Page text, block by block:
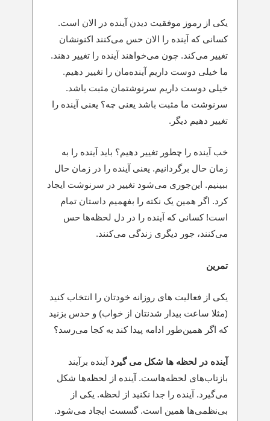
یکی از رموز موفقیت دیدن آینده در الان است.
کسانی که آینده را الان حس می‌کنند اکنونشان
تغییر می‌کند. چون می‌خواهند آینده را تغییر دهند.
ما خیلی دوست داریم آینده‌مان را تغییر دهیم.
خیلی دوست داریم سرنوشتمان مثبت باشد.
سرنوشت ما مثبت باشد یعنی چه؟ یعنی آینده را
تغییر دهیم دیگر.
خب آینده را چطور تغییر دهیم؟ باید آینده را به
زمان حال برگردانیم. یعنی آینده را در زمان حال
ببینیم. این‌جوری می‌شود تغییر در سرنوشت ایجاد
کرد. اگر همین یک نکته را بفهمیم داستان تمام
است! کسانی که آینده را در دل لحظه‌ها حس
می‌کنند، جور دیگری زندگی می‌کنند.
تمرین
یکی از فعالیت های روزانه خودتان را انتخاب کنید
(مثلا ساعت بیدار شدنتان از خواب) و حدس بزنید
که اگر همین‌طور ادامه پیدا کند به کجا می‌رسد؟
آینده در لحظه ها شکل می گیرد آینده برآیند
بازتاب‌های لحظه‌هاست. آینده از لحظه‌ها شکل
می‌گیرد. آینده را جدا نکنید از لحظه. یکی از
بی‌نظمی‌ها همین است. گسست ایجاد می‌شود.